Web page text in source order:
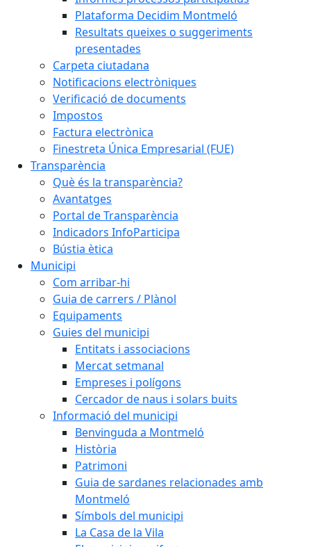
Plataforma Decidim Montmeló
Resultats queixes o suggeriments
presentades
Carpeta ciutadana
Notificacions electròniques
Verificació de documents
Impostos
Factura electrònica
Finestreta Única Empresarial (FUE)
Transparència
Què és la transparència?
Avantatges
Portal de Transparència
Indicadors InfoParticipa
Bústia ètica
Municipi
Com arribar-hi
Guia de carrers / Plànol
Equipaments
Guies del municipi
Entitats i associacions
Mercat setmanal
Empreses i polígons
Cercador de naus i solars buits
Informació del municipi
Benvinguda a Montmeló
Història
Patrimoni
Guia de sardanes relacionades amb
Montmeló
Símbols del municipi
La Casa de la Vila